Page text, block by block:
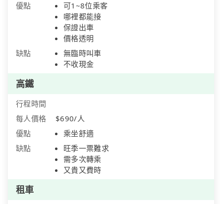
優點
可1~8位乘客
哪裡都能接
保證出車
價格透明
缺點
無臨時叫車
不收現金
高鐵
行程時間
每人價格
$690/人
優點
乘坐舒適
缺點
旺季一票難求
需多次轉乘
又貴又費時
租車